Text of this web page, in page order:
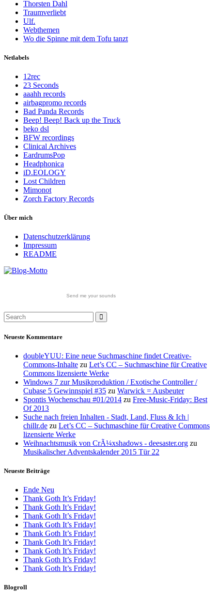
Thorsten Dahl
Traumverliebt
Ulf.
Webthemen
Wo die Spinne mit dem Tofu tanzt
Netlabels
12rec
23 Seconds
aaahh records
airbagpromo records
Bad Panda Records
Beep! Beep! Back up the Truck
beko dsl
BFW recordings
Clinical Archives
EardrumsPop
Headphonica
iD.EOLOGY
Lost Children
Mimonot
Zorch Factory Records
Über mich
Datenschutzerklärung
Impressum
README
Send me your sounds
Neueste Kommentare
doubleYUU: Eine neue Suchmaschine findet Creative-
Commons-Inhalte zu Let’s CC – Suchmaschine für Creative
Commons lizensierte Werke
Windows 7 zur Musikproduktion / Exotische Controller /
Cubase 5 Gewinnspiel #35 zu Warwick = Ausbeuter
Spontis Wochenschau #01/2014 zu Free-Music-Friday: Best
Of 2013
Suche nach freien Inhalten - Stadt, Land, Fluss & Ich |
chillr.de zu Let’s CC – Suchmaschine für Creative Commons
lizensierte Werke
Weihnachtsmusik von CrÃ¼xshadows - deesaster.org zu
Musikalischer Adventskalender 2015 Tür 22
Neueste Beiträge
Ende Neu
Thank Goth It’s Friday!
Thank Goth It’s Friday!
Thank Goth It’s Friday!
Thank Goth It’s Friday!
Thank Goth It’s Friday!
Thank Goth It’s Friday!
Thank Goth It’s Friday!
Thank Goth It’s Friday!
Thank Goth It’s Friday!
Blogroll